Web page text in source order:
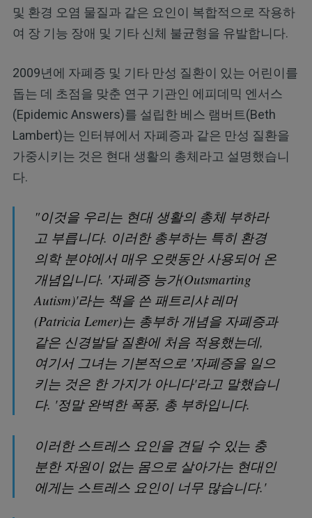
및 환경 오염 물질과 같은 요인이 복합적으로 작용하
여 장 기능 장애 및 기타 신체 불균형을 유발합니다.
2009년에 자폐증 및 기타 만성 질환이 있는 어린이를
돕는 데 초점을 맞춘 연구 기관인 에피데믹 엔서스
(Epidemic Answers)를 설립한 베스 램버트(Beth
Lambert)는 인터뷰에서 자폐증과 같은 만성 질환을
가중시키는 것은 현대 생활의 총체라고 설명했습니
다.
"이것을 우리는 현대 생활의 총체 부하라
고 부릅니다. 이러한 총부하는 특히 환경
의학 분야에서 매우 오랫동안 사용되어 온
개념입니다. '자폐증 능가(Outsmarting
Autism)'라는 책을 쓴 패트리샤 레머
(Patricia Lemer)는 총부하 개념을 자폐증과
같은 신경발달 질환에 처음 적용했는데,
여기서 그녀는 기본적으로 '자폐증을 일으
키는 것은 한 가지가 아니다'라고 말했습니
다. '정말 완벽한 폭풍, 총 부하입니다.
이러한 스트레스 요인을 견딜 수 있는 충
분한 자원이 없는 몸으로 살아가는 현대인
에게는 스트레스 요인이 너무 많습니다.'